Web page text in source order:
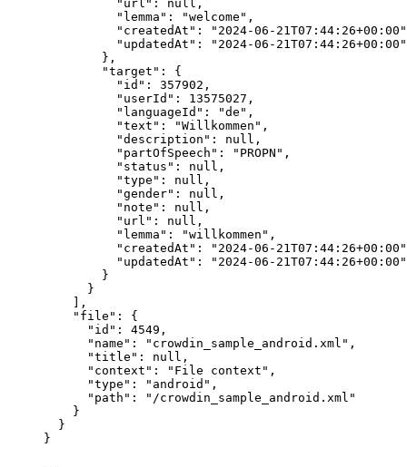
"url" : null ,
"lemma" : "welcome " ,
"createdAt" : " 2024-06-21T07:44:26+00:00 "
"updatedAt" : " 2024-06-21T07:44:26+00:00 "
},
"target" : {
"id" : 357902 ,
"userId" : 13575027 ,
"languageId" : "de " ,
"text" : "Willkommen " ,
"description" : null ,
"partOfSpeech" : " PROPN " ,
"status" : null ,
"type" : null ,
"gender" : null ,
"note" : null ,
"url" : null ,
"lemma" : "willkommen " ,
"createdAt" : " 2024-06-21T07:44:26+00:00 "
"updatedAt" : " 2024-06-21T07:44:26+00:00 "
}
}
],
"file" : {
"id" : 4549 ,
"name" : " crowdin_sample_android.xml " ,
"title" : null ,
"context" : " File context " ,
"type" : " android " ,
"path" : " /crowdin_sample_android.xml "
}
}
}